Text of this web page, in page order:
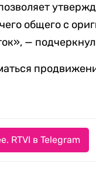
общего с
—
RTVI в Telegram